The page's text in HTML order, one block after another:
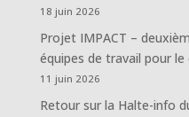
18 juin 2026
Projet IMPACT –
équipes de travail pour
11 juin 2026
Retour sur la Halte-info